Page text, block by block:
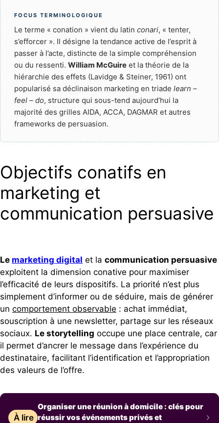
FOCUS TERMINOLOGIQUE
Le terme « conation » vient du latin conari, « tenter,
s’efforcer ». Il désigne la tendance active de l’esprit à
passer à l’acte, distincte de la simple compréhension
ou du ressenti. William McGuire et la théorie de la
hiérarchie des effets (Lavidge & Steiner, 1961) ont
popularisé sa déclinaison marketing en triade learn –
feel – do, structure qui sous-tend aujourd’hui la
majorité des grilles AIDA, ACCA, DAGMAR et autres
frameworks de persuasion.
Objectifs conatifs en
marketing et
communication persuasive
Le marketing digital et la communication persuasive
exploitent la dimension conative pour maximiser
l’efficacité de leurs dispositifs. La priorité n’est plus
simplement d’informer ou de séduire, mais de générer
un comportement observable : achat immédiat,
souscription à une newsletter, partage sur les réseaux
sociaux. Le storytelling occupe une place centrale, car
il permet d’ancrer le message dans l’expérience du
destinataire, facilitant l’identification et l’appropriation
des valeurs de l’offre.
À lire
Organiser une réunion à domicile : clés pour
réussir vos événements privés et